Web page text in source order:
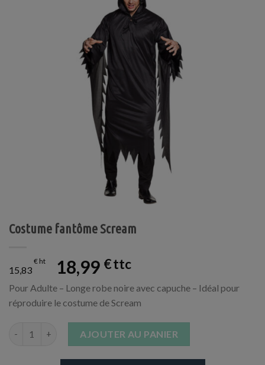
Costume fantôme Scream
15,83
€ 18,99 €
Pour Adulte – Longe robe noire avec capuche – Idéal pour
réproduire le costume de Scream
AJOUTER AU PANIER